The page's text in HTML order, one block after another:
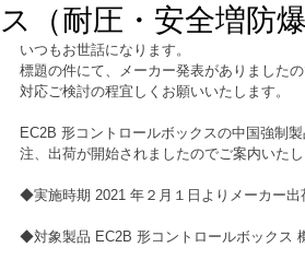
ス（耐圧・安全増防爆
いつもお世話になります。
標題の件にて、メーカー発表がありましたの
対応ご検討の程宜しくお願いいたします。
EC2B 形コントロールボックスの中国強制
注、出荷が開始されましたのでご案内いたし
◆実施時期 2021 年２月１日よりメーカー出
◆対象製品 EC2B 形コントロールボックス